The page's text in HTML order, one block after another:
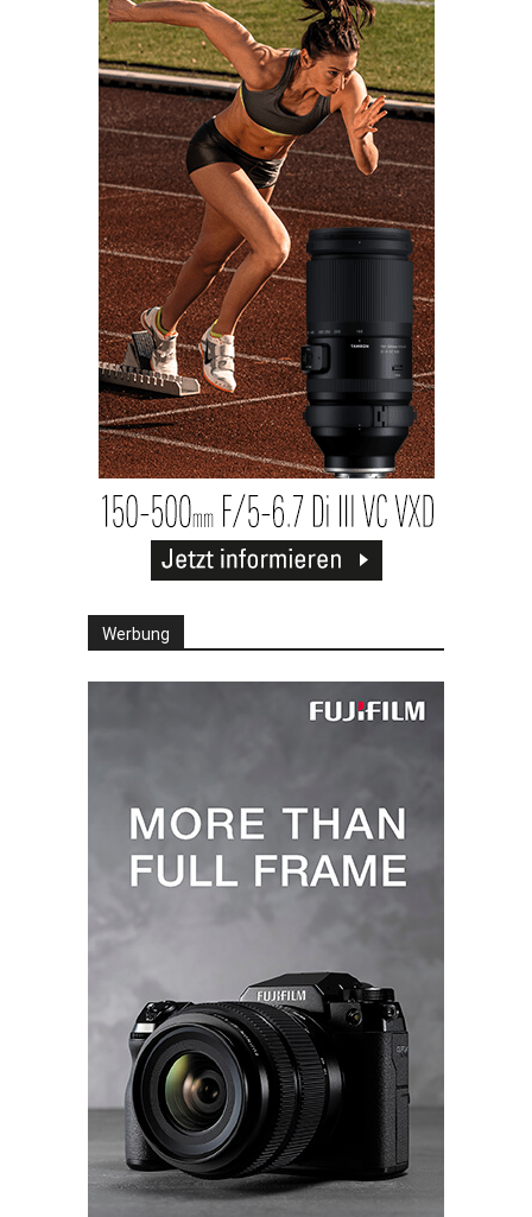
Werbung